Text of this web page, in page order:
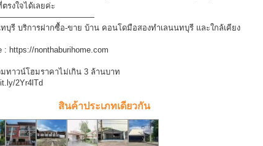
รงใจได้เลยค่ะ
บุรี บริการฝากซื้อ-ขาย บ้าน คอนโดมือสองทำเลนนทบุรี และใกล้เคียง
: https://nonthaburihome.com
มทาวน์โฮมราคาไม่เกิน 3 ล้านบาท
2Yr4lTd
สินค้าประเภทเดียวกัน